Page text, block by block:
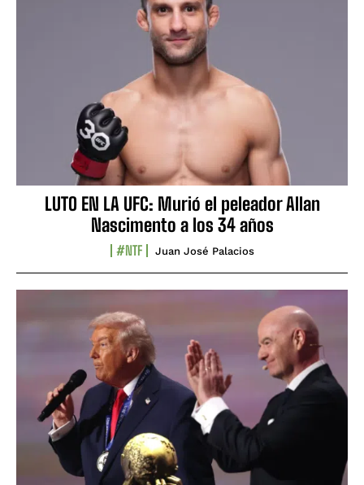
LUTO EN LA UFC: Murió el peleador Allan
Nascimento a los 34 años
#NTF Juan José Palacios